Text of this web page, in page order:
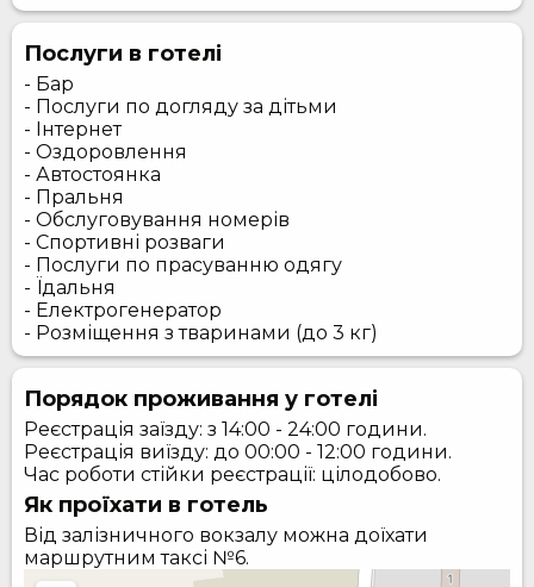
Послуги в готелі
- Бар
- Послуги по догляду за дітьми
- Інтернет
- Оздоровлення
- Автостоянка
- Пральня
- Обслуговування номерів
- Спортивні розваги
- Послуги по прасуванню одягу
- Їдальня
- Електрогенератор
- Розміщення з тваринами (до 3 кг)
Порядок проживання у готелі
Реєстрація заїзду: з 14:00 - 24:00 години.
Реєстрація виїзду: до 00:00 - 12:00 години.
Час роботи стійки реєстрації: цілодобово.
Як проїхати в готель
Від залізничного вокзалу можна доїхати
маршрутним таксі №6.